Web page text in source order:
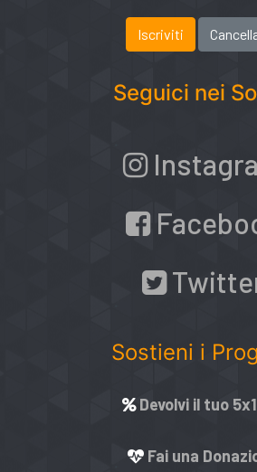
Seguici nei
Sostieni i
Devolvi il tuo
Fai una